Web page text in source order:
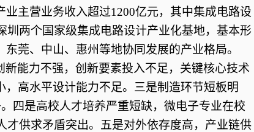
业主营业务收入超过1200亿元，其中集成电路设
圳两个国家级集成电路设计产业化基地，基本形
莞、中山、惠州等地协同发展的产业格局。
新能力不强，创新要素投入不足，关键核心技术
高水平设计能力不足。三是制造环节短板明
四是高校人才培养严重短缺，微电子专业在校
才供求矛盾突出。五是对外依存度高，产业链供